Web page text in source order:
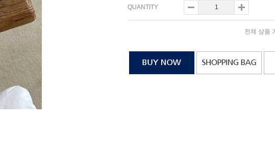
QUANTITY
전체 상품